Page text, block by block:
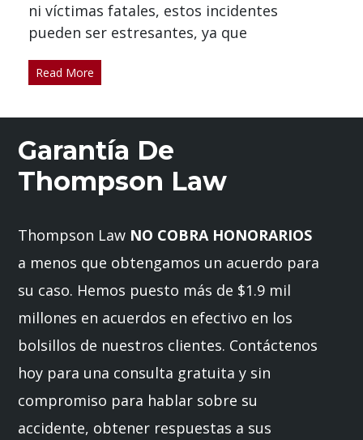
ni víctimas fatales, estos incidentes
pueden ser estresantes, ya que
Read More
Garantía De
Thompson Law
Thompson Law NO COBRA HONORARIOS
a menos que obtengamos un acuerdo para
su caso. Hemos puesto más de $1.9 mil
millones en acuerdos en efectivo en los
bolsillos de nuestros clientes. Contáctenos
hoy para una consulta gratuita y sin
compromiso para hablar sobre su
accidente, obtener respuestas a sus